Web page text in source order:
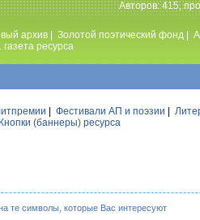
Авторов: 415,
архив Золотой поэтический фонд
газета ресурса
Фестивали АП и поэзии
Кнопки (баннеры) ресурса
те символы, которые Вас интересуют